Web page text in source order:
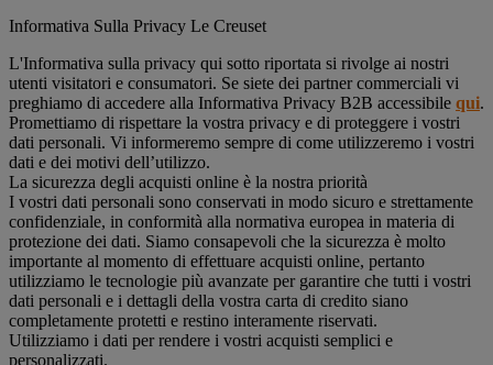
Informativa Sulla Privacy Le Creuset
L'Informativa sulla privacy qui sotto riportata si rivolge ai nostri
utenti visitatori e consumatori. Se siete dei partner commerciali vi
preghiamo di accedere alla Informativa Privacy B2B accessibile qui.
Promettiamo di rispettare la vostra privacy e di proteggere i vostri
dati personali. Vi informeremo sempre di come utilizzeremo i vostri
dati e dei motivi dell’utilizzo.
La sicurezza degli acquisti online è la nostra priorità
I vostri dati personali sono conservati in modo sicuro e strettamente
confidenziale, in conformità alla normativa europea in materia di
protezione dei dati. Siamo consapevoli che la sicurezza è molto
importante al momento di effettuare acquisti online, pertanto
utilizziamo le tecnologie più avanzate per garantire che tutti i vostri
dati personali e i dettagli della vostra carta di credito siano
completamente protetti e restino interamente riservati.
Utilizziamo i dati per rendere i vostri acquisti semplici e
personalizzati.